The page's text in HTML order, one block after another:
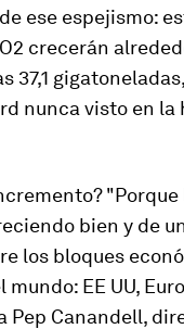
ese espejismo:
crecerán
37,1
nunca visto en la
bien y de
los bloques
EE UU,
Pep Canandell,